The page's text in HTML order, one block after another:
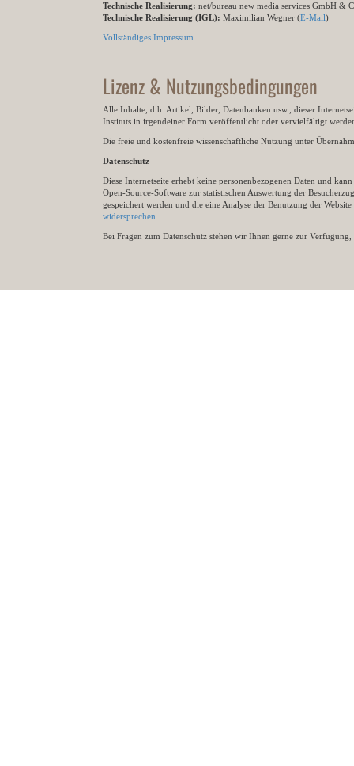
Technische Realisierung: net/bureau new media services GmbH &
Technische Realisierung (IGL): Maximilian Wegner (E-Mail)
Vollständiges Impressum
Lizenz & Nutzungsbedingungen
Alle Inhalte, d.h. Artikel, Bilder, Datenbanken usw., dieser
Instituts in irgendeiner Form veröffentlicht oder vervielfältigt
Die freie und kostenfreie wissenschaftliche Nutzung unter
Datenschutz
Diese Internetseite erhebt keine personenbezogenen Daten und
Open-Source-Software zur statistischen Auswertung der
gespeichert werden und die eine Analyse der Benutzung der
widersprechen
Bei Fragen zum Datenschutz stehen wir Ihnen gerne zur